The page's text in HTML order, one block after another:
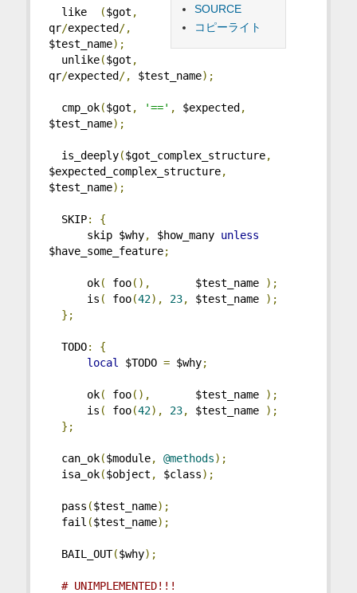
SOURCE
コピーライト
like ($got ,
qr/expected/,
$test_name);
unlike($got ,
qr/expected/, $test_name);
cmp_ok($got , '==' , $expected,
$test_name);
is_deeply($got_complex_structure,
$expected_complex_structure,
$test_name);
SKIP:
{
skip $why, $how_many unless
$have_some_feature;
ok( foo(), $test_name
);
is ( foo(42), 23, $test_name
);
};
TODO:
{
local
$TODO = $why;
ok( foo(), $test_name
);
is ( foo(42), 23, $test_name
);
};
can_ok($module, @methods);
isa_ok($object , $class);
pass ($test_name);
fail ($test_name);
BAIL_OUT($why);
# UNIMPLEMENTED!!!